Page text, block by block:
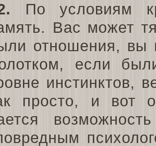
По условиям
Вас может
отношения, вы
если
инстинктов,
просто, и вот